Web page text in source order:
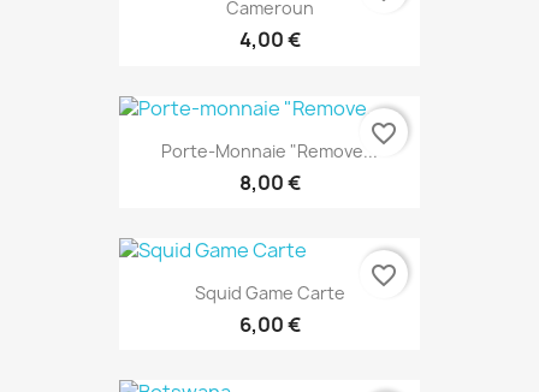
Cameroun
4,00 €
Porte-Monnaie "Remove...
8,00 €
favorite_border
Squid Game Carte
6,00 €
favorite_border